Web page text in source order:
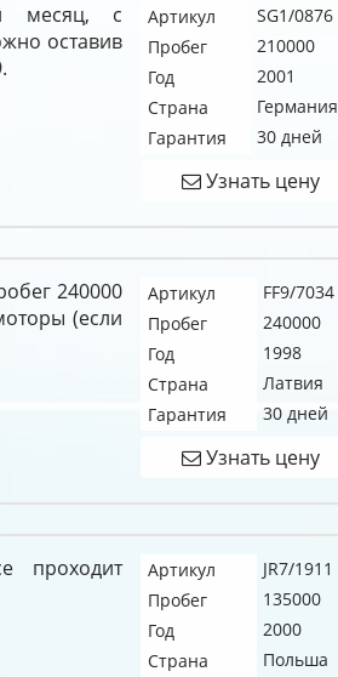
месяц, с
оставив
Артикул
SG1/0876
Пробег
210000
Год
2001
Страна
Германия
Гарантия
30 дней
Узнать цену
240000
(если
Артикул
FF9/7034
Пробег
240000
Год
1998
Страна
Латвия
Гарантия
30 дней
Узнать цену
проходит
Артикул
JR7/1911
Пробег
135000
Год
2000
Страна
Польша